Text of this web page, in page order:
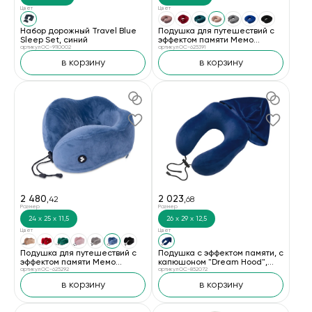
Цвет
Набор дорожный Travel Blue
Sleep Set, синий
артикул OC-9110002
в корзину
Цвет
Подушка для путешествий с
эффектом памяти Мемо
"Drowsy" Dusty Rose
артикул OC-625391
в корзину
2 480,42
Размер
24 х 25 х 11,5
Цвет
Подушка для путешествий с
эффектом памяти Мемо
"Bluewinder" Denim
артикул OC-625292
в корзину
2 023,68
Размер
26 х 29 х 12,5
Цвет
Подушка с эффектом памяти, с
капюшоном "Dream Hood",
синий
артикул OC-852072
в корзину